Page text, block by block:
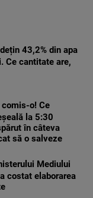
43,2% din apa
Ce cantitate are,
comis-o! Ce
la 5:30
în câteva
să o salveze
Mediului
costat elaborarea